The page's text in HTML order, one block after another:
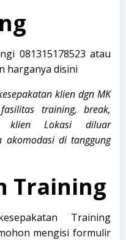
081315178523atau
harganya disini
klien dgn MK
training, break,
klienLokasi diluar
akomodasi di tanggung
Training
Training
mengisi formulir